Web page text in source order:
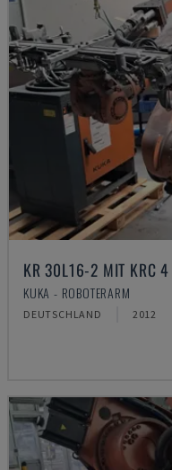
KR 30L16-2 MIT KRC 4
KUKA - ROBOTERARM
DEUTSCHLAND 2012